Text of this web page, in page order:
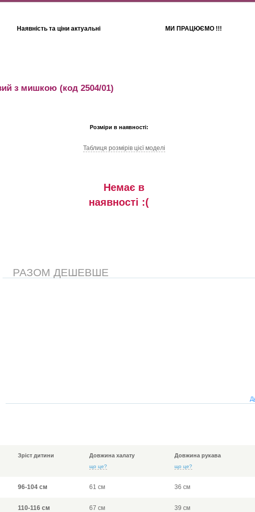
Наявність та ціни актуальні МИ ПРАЦЮЄМО !!!
з мишкою (код 2504/01)
Розміри в наявності:
Таблиця розмiрiв цiєї моделi
Немає в
наявностi :(
РАЗОМ ДЕШЕВШЕ
Зріст дитини Довжина халату
що це?
Довжина рукава
що це?
96-104 см 61 см 36 см
110-116 см 67 см 39 см